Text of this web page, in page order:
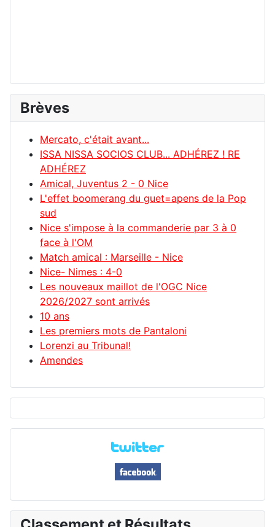
Brèves
Mercato, c'était avant...
ISSA NISSA SOCIOS CLUB... ADHÉREZ ! RE
ADHÉREZ
Amical, Juventus 2 - 0 Nice
L'effet boomerang du guet=apens de la Pop
sud
Nice s'impose à la commanderie par 3 à 0
face à l'OM
Match amical : Marseille - Nice
Nice- Nimes : 4-0
Les nouveaux maillot de l'OGC Nice
2026/2027 sont arrivés
10 ans
Les premiers mots de Pantaloni
Lorenzi au Tribunal!
Amendes